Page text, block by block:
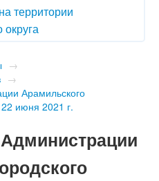
территории
округа
→
→
Арамильского
22 июня 2021 г.